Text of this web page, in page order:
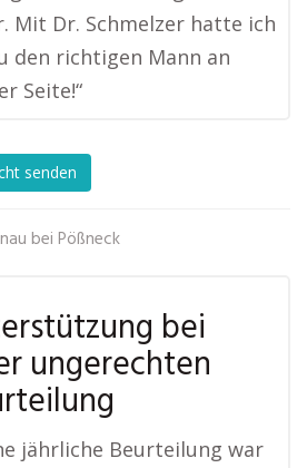
Mit Dr. Schmelzer hatte ich
den richtigen Mann an
Seite!“
senden
bei Pößneck
bei
ungerechten
jährliche Beurteilung war